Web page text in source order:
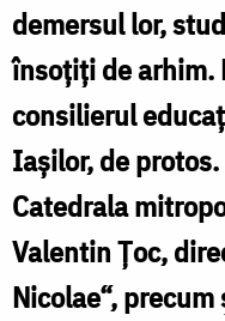
demersul lor,
însoţiţi de arhim.
consilierul
Iaşilor, de
Catedrala
Valentin Ţoc,
Nicolae“,